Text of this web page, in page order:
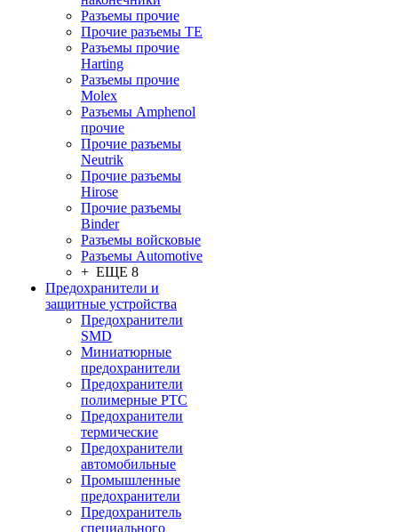
Разъeмы прочие
Прочие разъемы TE
Разъемы прочие
Harting
Разъемы прочие
Molex
Разъемы Amphenol
прочие
Прочие разъемы
Neutrik
Прочие разъемы
Hirose
Прочие разъемы
Binder
Разъемы войсковые
Разъeмы Automotive
+ ЕЩЕ 8
Предохранители и
защитные устройства
Предохранители
SMD
Миниатюрные
предохранители
Предохранители
полимерные PTC
Предохранители
термические
Предохранители
автомобильные
Промышленные
предохранители
Предохранитель
специального